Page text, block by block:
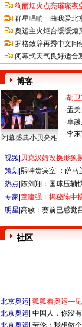
绚丽烟火点亮璀璨夜
群星唱响一曲我爱北
奥运主火炬台缓缓熄
罗格致辞再秀中文问
闭幕式天气良好适合
博客
闭幕盛典小贝亮相
·胡
·孟关
·卓
·李
视频| 贝克汉姆改换形象
策划| 熙坤贵宾室 ：萨马
热点| 陈剑翔：国球压轴
专家| 童建强：揭秘陈中
明星| 高敏：赛前已感觉
社区
北京奥运 狐狐看奥运—
北京奥运 中国人，你没
北京奥运 劳伦：我想做